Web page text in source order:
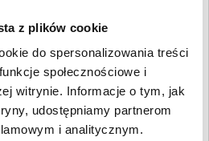
z plików cookie
do spersonalizowania treści
społecznościowe i
witrynie. Informacje o tym, jak
udostępniamy partnerom
i analitycznym.
nazwę
Wysokość długu